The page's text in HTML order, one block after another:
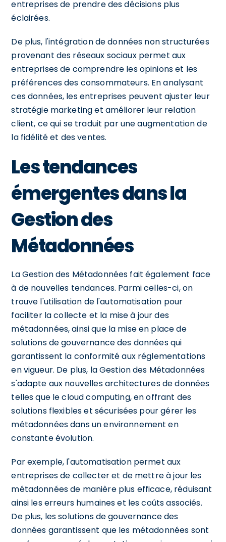
entreprises de prendre des décisions plus
éclairées.
De plus, l'intégration de données non structurées
provenant des réseaux sociaux permet aux
entreprises de comprendre les opinions et les
préférences des consommateurs. En analysant
ces données, les entreprises peuvent ajuster leur
stratégie marketing et améliorer leur relation
client, ce qui se traduit par une augmentation de
la fidélité et des ventes.
Les tendances
émergentes dans la
Gestion des
Métadonnées
La Gestion des Métadonnées fait également face
à de nouvelles tendances. Parmi celles-ci, on
trouve l'utilisation de l'automatisation pour
faciliter la collecte et la mise à jour des
métadonnées, ainsi que la mise en place de
solutions de gouvernance des données qui
garantissent la conformité aux réglementations
en vigueur. De plus, la Gestion des Métadonnées
s'adapte aux nouvelles architectures de données
telles que le cloud computing, en offrant des
solutions flexibles et sécurisées pour gérer les
métadonnées dans un environnement en
constante évolution.
Par exemple, l'automatisation permet aux
entreprises de collecter et de mettre à jour les
métadonnées de manière plus efficace, réduisant
ainsi les erreurs humaines et les coûts associés.
De plus, les solutions de gouvernance des
données garantissent que les métadonnées sont